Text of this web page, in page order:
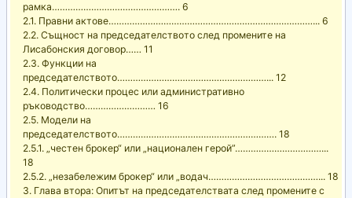
рамка…………………………………………. 6
2.1. Правни актове……………………………………………………………………... 6
2.2. Същност на председателството след промените на
Лисабонския договор…… 11
2.3. Функции на
председателството…………………………………………………... 12
2.4. Политически процес или административно
ръководство……………………… 16
2.5. Модели на
председателството……………………………………………………. 18
2.5.1. „честен брокер“ или „национален герой”……………………………...
18
2.5.2. „незабележим брокер“ или „водач……………………………………... 18
3. Глава втора: Опитът на председателствата след промените с